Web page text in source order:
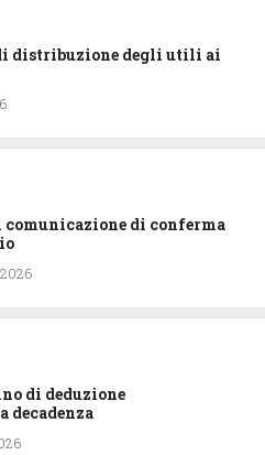
distribuzione degli utili ai
di conferma
di deduzione
decadenza